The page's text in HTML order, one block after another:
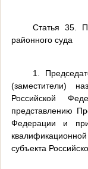
Статья 35.
районного суда
1.
(заместители)
Российской
представлению
Федерации и при
субъекта